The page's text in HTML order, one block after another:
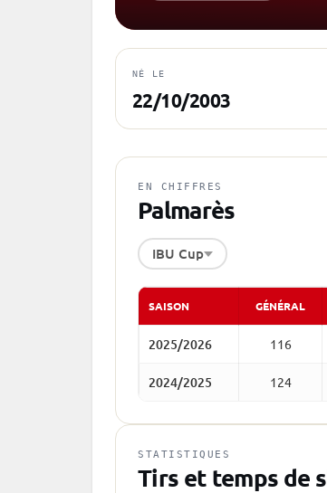
NÉ LE
22/10/2003
EN CHIFFRES
Palmarès
IBU Cup
SAISON GÉNÉRAL
2025/2026 116
2024/2025 124
STATISTIQUES
Tirs et temps de